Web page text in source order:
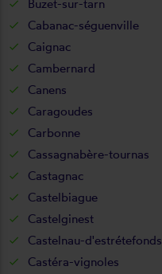
Buzet-sur-tarn
Cabanac-séguenville
Caignac
Cambernard
Canens
Caragoudes
Carbonne
Cassagnabère-tournas
Castagnac
Castelbiague
Castelginest
Castelnau-d'estrétefonds
Castéra-vignoles